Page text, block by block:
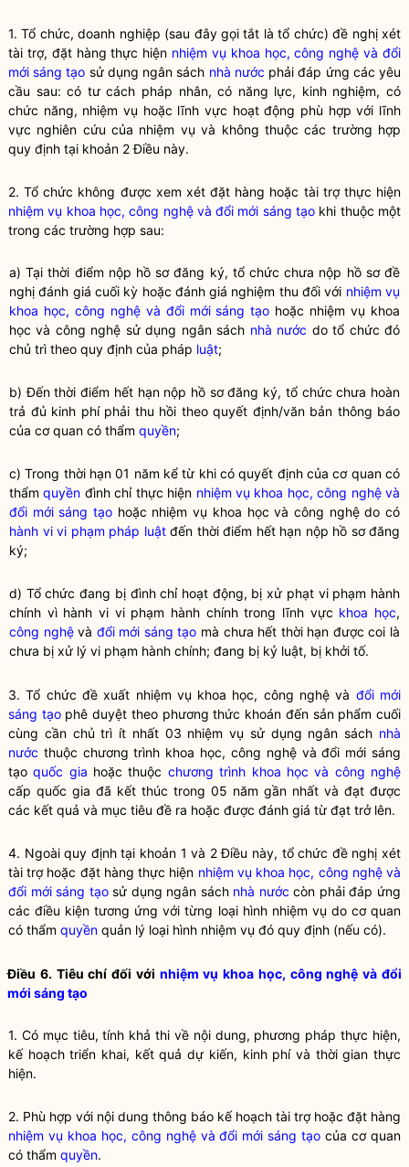
1. Tổ chức, doanh nghiệp (sau đây gọi tắt là tổ chức) đề nghị xét
tài trợ, đặt hàng thực hiện nhiệm vụ khoa học, công nghệ và đổi
mới sáng tạo sử dụng ngân sách nhà nước phải đáp ứng các yêu
cầu sau: có tư cách pháp nhân, có năng lực, kinh nghiệm, có
chức năng, nhiệm vụ hoặc lĩnh vực hoạt động phù hợp với lĩnh
vực nghiên cứu của nhiệm vụ và không thuộc các trường hợp
quy định tại khoản 2 Điều này.
2. Tổ chức không được xem xét đặt hàng hoặc tài trợ thực hiện
nhiệm vụ khoa học, công nghệ và đổi mới sáng tạo khi thuộc một
trong các trường hợp sau:
a) Tại thời điểm nộp hồ sơ đăng ký, tổ chức chưa nộp hồ sơ đề
nghị đánh giá cuối kỳ hoặc đánh giá nghiệm thu đối với nhiệm vụ
khoa học, công nghệ và đổi mới sáng tạo hoặc nhiệm vụ khoa
học và công nghệ sử dụng ngân sách nhà nước do tổ chức đó
chủ trì theo quy định của pháp luật;
b) Đến thời điểm hết hạn nộp hồ sơ đăng ký, tổ chức chưa hoàn
trả đủ kinh phí phải thu hồi theo quyết định/văn bản thông báo
của cơ quan có thẩm quyền;
c) Trong thời hạn 01 năm kể từ khi có quyết định của cơ quan có
thẩmquyền đình chỉ thực hiện nhiệm vụ khoa học, công nghệ và
đổi mới sáng tạo hoặc nhiệm vụ khoa học và công nghệ do có
hành vi vi phạm pháp luậtđến thời điểm hết hạn nộp hồ sơ đăng
ký;
d) Tổ chức đang bị đình chỉ hoạt động, bị xử phạt vi phạm hành
chính vì hành vi vi phạm hành chính trong lĩnh vực khoa học,
công nghệvà đổi mới sáng tạo mà chưa hết thời hạn được coi là
chưa bị xử lý vi phạm hành chính; đang bị kỷ luật, bị khởi tố.
3. Tổ chức đề xuất nhiệm vụ khoa học, công nghệ và đổi mới
sáng tạophê duyệt theo phương thức khoán đến sản phẩm cuối
cùng cần chủ trì ít nhất 03 nhiệm vụ sử dụng ngân sách nhà
nước thuộc chương trình khoa học, công nghệ vàđổi mới sáng
tạo quốc gia hoặc thuộc chương trình khoa học và công nghệ
cấp quốc gia đã kết thúc trong 05 năm gần nhất và đạt được
các kết quả và mục tiêu đề ra hoặc được đánh giá từ đạt trở lên.
4. Ngoài quy định tại khoản 1 và 2 Điều này, tổ chức đề nghị xét
tài trợ hoặc đặt hàng thực hiện nhiệm vụ khoa học, công nghệ và
đổi mới sáng tạosử dụng ngân sách nhà nước còn phải đáp ứng
các điều kiện tương ứng với từng loại hình nhiệm vụ do cơ quan
có thẩm quyền quản lý loại hình nhiệm vụ đó quy định (nếu có).
Điều 6. Tiêu chí đối với nhiệm vụ khoa học, công nghệ và đổi
mới sáng tạo
1. Có mục tiêu, tính khả thi về nội dung, phương pháp thực hiện,
kế hoạch triển khai, kết quả dự kiến, kinh phí và thời gian thực
hiện.
2. Phù hợp với nội dung thông báo kế hoạch tài trợ hoặc đặt hàng
nhiệm vụ khoa học, công nghệ và đổi mới sáng tạo của cơ quan
có thẩm quyền.